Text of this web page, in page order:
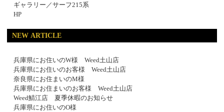
ギャラリー／サーフ215系
HP
NEW ARTICLE
兵庫県にお住いのW様 Weed土山店
兵庫県にお住いのお客様 Weed土山店
奈良県にお住まいのM様
兵庫県にお住まいのお客様 Weed土山店
Weed鯖江店 夏季休暇のお知らせ
兵庫県にお住いのO様